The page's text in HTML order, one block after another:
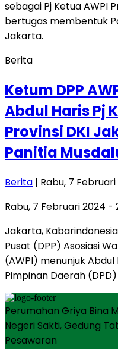
Berita
Ketum DPP
Abdul Haris Pj
Provinsi DKI
Panitia
Berita | Rabu, 7 Februari
Rabu, 7 Februari 2024 -
Jakarta,
Pusat (DPP) Asosiasi
(AWPI) menunjuk
Pimpinan Daerah (DPD)
Perumahan Griya Bina
Negeri Sakti, Gedung
Pesawaran